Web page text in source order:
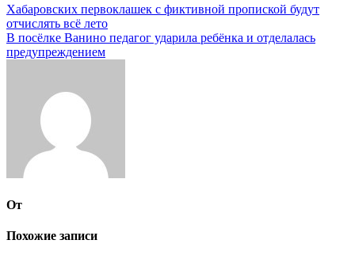
Навигация
по
записям
Хабаровских первоклашек с фиктивной пропиской будут
отчислять всё лето
В посёлке Ванино педагог ударила ребёнка и отделалась
предупреждением
От
Похожие записи